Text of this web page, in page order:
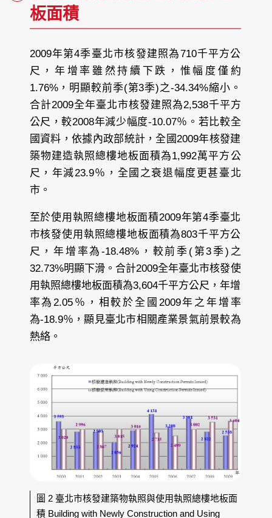
板面積
2009年第4季臺北市核發建照為710千平方公
尺，年增率雖然持續下跌，惟幅度僅約
1.76%，明顯較前季(第3季)之-34.34%縮小。
合計2009全年臺北市核發建照為2,538千平方
公尺，較2008年減少幅度-10.07％。若比較全
國資料，依據內政部統計，全國2009年核發建
築物建造執照總樓地板面積為1,992萬平方公
尺，年減23.9％，全國之衰退幅度更甚臺北
市。
至於使用執照總樓地板面積2009年第4季臺北
市核發使用執照總樓地板面積為803千平方公
尺，年增率為-18.48%，較前季(第3季)之
32.73%明顯下滑。合計2009全年臺北市核發使
用執照總樓地板面積為3,604千平方公尺，年增
率為2.05％，相較於全國2009年之年增率
為-18.9％，顯見臺北市相關產業景氣前景較為
熱絡。
圖 2 臺北市核發建築物執照與使用執照總樓地板面
積 Building with Newly Construction and Using